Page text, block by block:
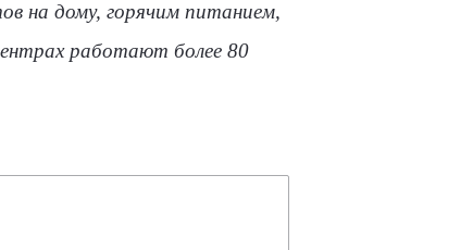
на дому, горячим питанием,
работают более 80